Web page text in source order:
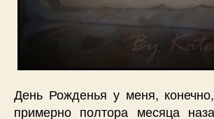
День Рожденья у меня,
примерно полтора месяца